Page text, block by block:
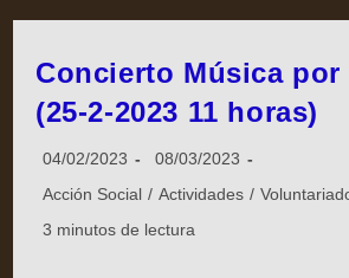
Concierto Música por
(25-2-2023 11 horas)
04/02/2023
08/03/2023
Acción Social / Actividades /
3 minutos de lectura